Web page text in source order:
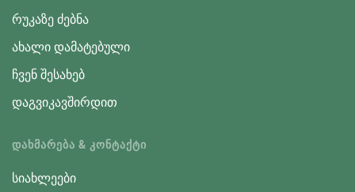
რუკაზე ძებნა
ახალი დამატებული
ჩვენ შესახებ
დაგვიკავშირდით
ᲓᲐᲮᲛᲐᲠᲔᲑᲐ & ᲙᲝᲜᲢᲐᲥᲢᲘ
სიახლეები